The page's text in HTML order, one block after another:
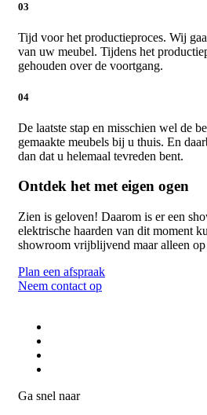
03
Tijd voor het productieproces. Wij
van uw meubel. Tijdens het
gehouden over de voortgang.
04
De laatste stap en misschien wel de
gemaakte meubels bij u thuis. En
dan dat u helemaal tevreden bent.
Ontdek het met eigen ogen
Zien is geloven! Daarom is er een
elektrische haarden van dit moment
showroom vrijblijvend maar alleen op
Plan een afspraak
Neem contact op
Ga snel naar